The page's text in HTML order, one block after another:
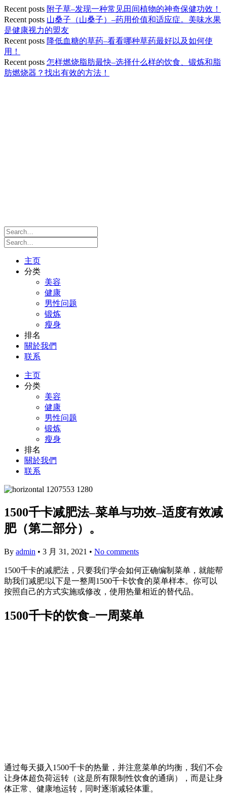
Recent posts 附子草–发现一种常见田间植物的神奇保健功效！
Recent posts 山桑子（山桑子）–药用价值和适应症。美味水果
是健康视力的盟友
Recent posts 降低血糖的草药–看看哪种草药最好以及如何使
用！
Recent posts 怎样燃烧脂肪最快–选择什么样的饮食、锻炼和脂
肪燃烧器？找出有效的方法！
主页
分类
美容
健康
男性问题
锻炼
瘦身
排名
關於我們
联系
主页
分类
美容
健康
男性问题
锻炼
瘦身
排名
關於我們
联系
1500千卡减肥法–菜单与功效–适度有效减
肥（第二部分）。
By admin • 3 月 31, 2021 • No comments
1500千卡的减肥法，只要我们学会如何正确编制菜单，就能帮
助我们减肥!以下是一整周1500千卡饮食的菜单样本。你可以
按照自己的方式实施或修改，使用热量相近的替代品。
1500千卡的饮食–一周菜单
通过每天摄入1500千卡的热量，并注意菜单的均衡，我们不会
让身体超负荷运转（这是所有限制性饮食的通病），而是让身
体正常、健康地运转，同时逐渐减轻体重。